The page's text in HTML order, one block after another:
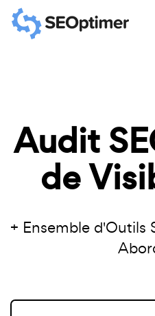
Audit
de
+ Ensemble d'Outils